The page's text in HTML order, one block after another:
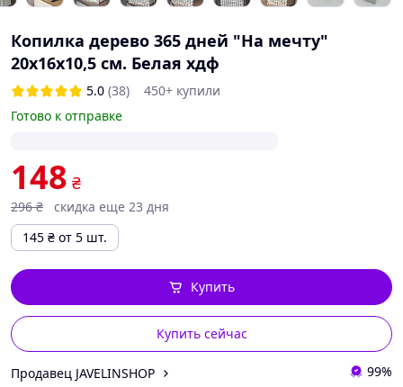
Копилка дерево 365 дней "На мечту"
20х16х10,5 см. Белая хдф
5.0 (38)
450+ купили
Готово к отправке
148 ₴
296 ₴
скидка еще 23 дня
145 ₴ от 5 шт.
Купить сейчас
Купить
Продавец JAVELINSHOP 99%